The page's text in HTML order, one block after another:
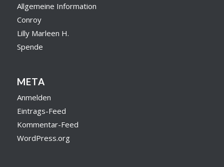
Allgemeine Information
Conroy
Lilly Marleen H.
Spende
META
Anmelden
Eintrags-Feed
Kommentar-Feed
WordPress.org